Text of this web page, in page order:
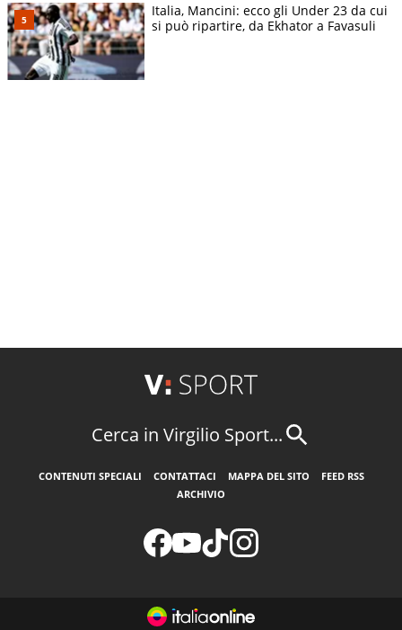
Italia, Mancini: ecco gli Under 23 da cui
si può ripartire, da Ekhator a Favasuli
Cerca in Virgilio Sport...
CONTENUTI SPECIALI CONTATTACI MAPPA DEL SITO
FEED RSS
ARCHIVIO